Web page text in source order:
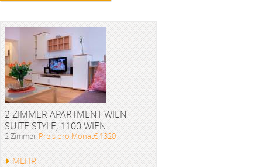
2 ZIMMER APARTMENT WIEN -
SUITE STYLE, 1100 WIEN
2 Zimmer Preis pro Monat€ 1320
MEHR